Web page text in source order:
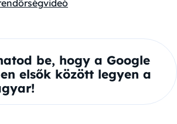
videó
be, hogy a Google
elsők között legyen a